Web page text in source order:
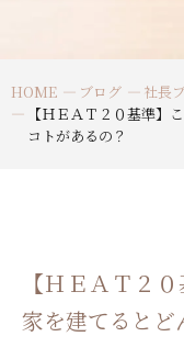
HOME ブログ
社長
【ＨＥＡＴ２０基準】
コトがあるの？
【ＨＥＡＴ２
家を建てるとど